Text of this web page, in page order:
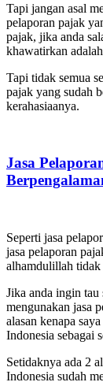
Tapi jangan asal
pelaporan pajak
pajak, jika anda
khawatirkan
Tapi tidak semua
pajak yang sudah
kerahasiaanya.
Jasa
Seperti jasa
jasa pelaporan
alhamdulillah tidak
Jika anda ingin tau
mengunakan jasa
alasan kenapa
Indonesia sebagai
Setidaknya ada 2
Indonesia sudah